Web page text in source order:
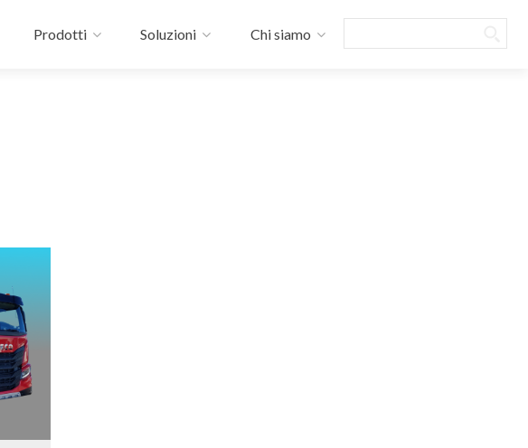
Prodotti Soluzioni Chi siamo